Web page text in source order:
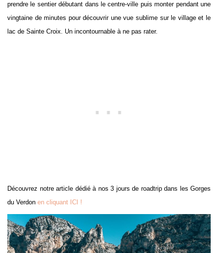
prendre le sentier débutant dans le centre-ville puis monter pendant une
vingtaine de minutes pour découvrir une vue sublime sur le village et le
lac de Sainte Croix. Un incontournable à ne pas rater.
Découvrez notre article dédié à nos 3 jours de roadtrip dans les Gorges
du Verdon en cliquant ICI !